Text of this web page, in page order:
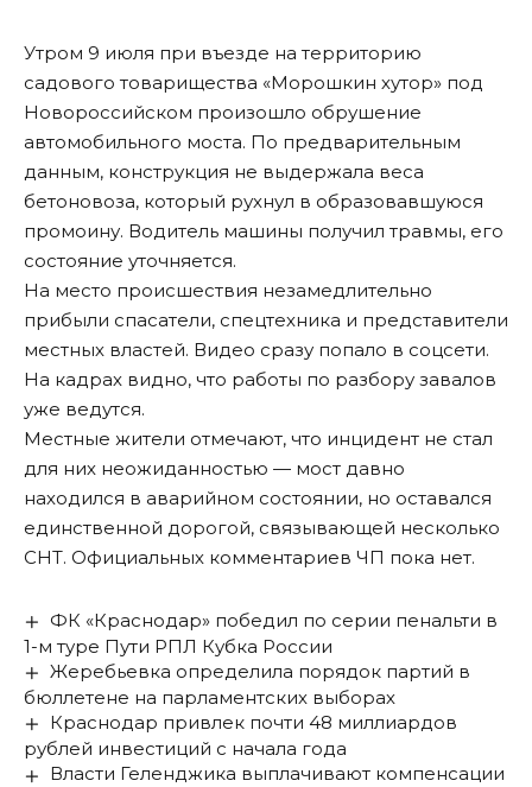
Утром 9 июля при въезде на территорию
садового товарищества «Морошкин хутор» под
Новороссийском произошло обрушение
автомобильного моста. По предварительным
данным, конструкция не выдержала веса
бетоновоза, который рухнул в образовавшуюся
промоину. Водитель машины получил травмы, его
состояние уточняется.
На место происшествия незамедлительно
прибыли спасатели, спецтехника и представители
местных властей. Видео сразу попало в соцсети.
На кадрах видно, что работы по разбору завалов
уже ведутся.
Местные жители отмечают, что инцидент не стал
для них неожиданностью — мост давно
находился в аварийном состоянии, но оставался
единственной дорогой, связывающей несколько
СНТ. Официальных комментариев ЧП пока нет.
ФК «Краснодар» победил по серии пенальти в
1-м туре Пути РПЛ Кубка России
Жеребьевка определила порядок партий в
бюллетене на парламентских выборах
Краснодар привлек почти 48 миллиардов
рублей инвестиций с начала года
Власти Геленджика выплачивают компенсации